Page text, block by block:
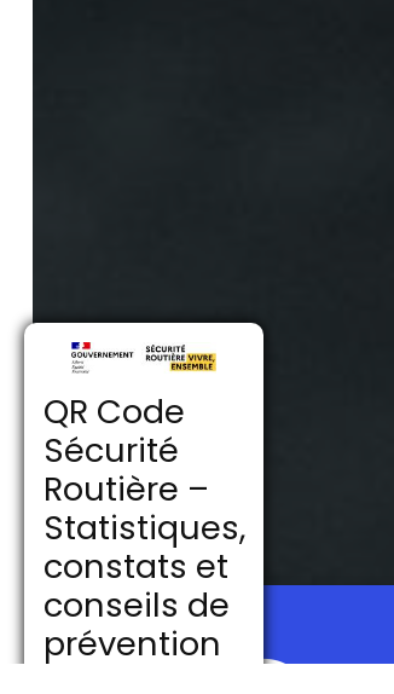
QR Code
Sécurité
Routière –
Statistiques,
constats et
conseils de
prévention